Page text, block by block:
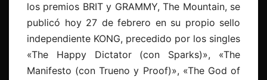
los premios BRIT y GRAMMY, The Mountain, se
publicó hoy 27 de febrero en su propio sello
independiente KONG, precedido por los singles
«The Happy Dictator (con Sparks)», «The
Manifesto (con Trueno y Proof)», «The God of